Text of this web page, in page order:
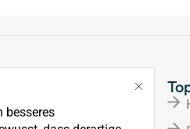
besseres